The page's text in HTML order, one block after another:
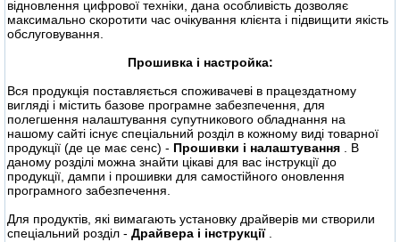
відновлення цифрової техніки, дана особливість дозволяє
максимально скоротити час очікування клієнта і підвищити якість
обслуговування.
Прошивка і настройка:
Вся продукція поставляється споживачеві в працездатному
вигляді і містить базове програмне забезпечення, для
полегшення налаштування супутникового обладнання на
нашому сайті існує спеціальний розділ в кожному виді товарної
продукції (де це має сенс) - Прошивки і налаштування
. В
даному розділі можна знайти цікаві для вас інструкції до
продукції, дампи і прошивки для самостійного оновлення
програмного забезпечення.
Для продуктів, які вимагають установку драйверів ми створили
спеціальний розділ - Драйвера і інструкції